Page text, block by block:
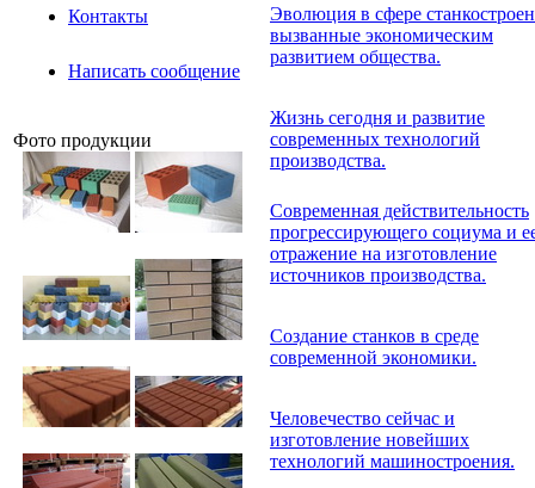
Контакты
Написать сообщение
Фото продукции
Эволюция в сфере
вызванные экономическим
развитием общества.
Жизнь сегодня и развитие
современных технологий
производства.
Современная действительность
прогрессирующего социума и
отражение на изготовление
источников производства.
Создание станков в среде
современной экономики.
Человечество сейчас и
изготовление новейших
технологий машиностроения.